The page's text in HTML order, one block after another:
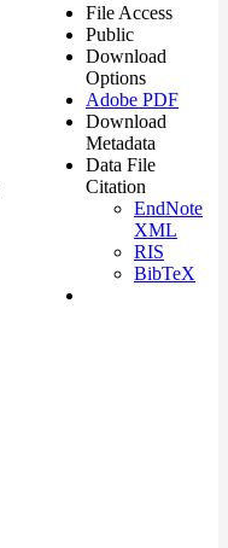
File Access
Public
Download
Options
Adobe PDF
Download
Metadata
Data File
Citation
EndNote
XML
RIS
BibTeX